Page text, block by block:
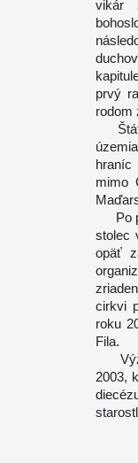
vikár
prvý
rodom
mimo
Po
stolec
opäť
cirkvi
roku
Fila.
2003,